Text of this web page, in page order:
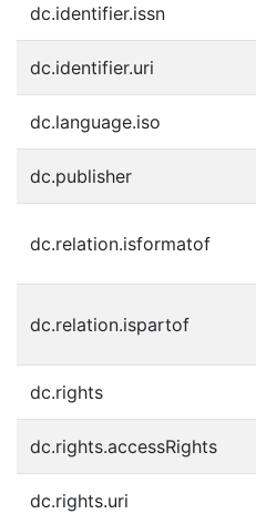
dc.identifier.issn
dc.identifier.uri
dc.language.iso
dc.publisher
dc.relation.isformatof
dc.relation.ispartof
dc.rights
dc.rights.accessRights
dc.rights.uri